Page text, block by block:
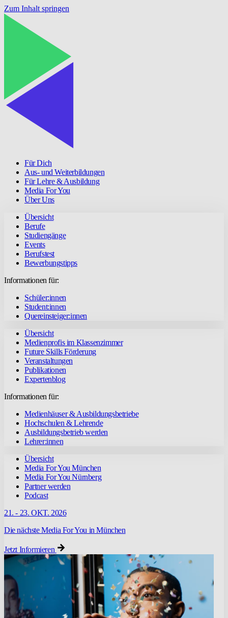
Zum Inhalt springen
Für Dich
Aus- und Weiterbildungen
Für Lehre & Ausbildung
Media For You
Über Uns
Übersicht
Berufe
Studiengänge
Events
Berufstest
Bewerbungstipps
Informationen für:
Schüler:innen
Student:innen
Quereinsteiger:innen
Übersicht
Medienprofis im Klassenzimmer
Future Skills Förderung
Veranstaltungen
Publikationen
Expertenblog
Informationen für:
Medienhäuser & Ausbildungsbetriebe
Hochschulen & Lehrende
Ausbildungsbetrieb werden
Lehrer:innen
Übersicht
Media For You München
Media For You Nürnberg
Partner werden
Podcast
21. - 23. OKT. 2026
Die nächste Media For You in München
Jetzt Informieren